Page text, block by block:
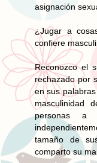
asignación
¿Jugar a
confiere
Reconozco el
rechazado por
en sus
masculinidad
personas a
tamaño de
comparto su